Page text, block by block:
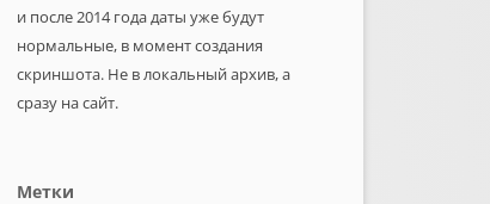
и после 2014 года даты уже будут
нормальные, в момент создания
скриншота. Не в локальный архив, а
сразу на сайт.
Метки